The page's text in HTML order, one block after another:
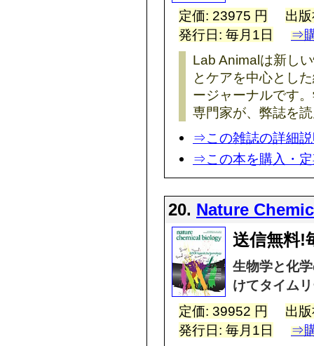
定価: 23975 円
出
発行日: 毎月1日
⇒
Lab Animalは新し
とケアを中心とし
ージャーナルです
専門家が、弊誌を
⇒この雑誌の詳細
⇒この本を購入・
20. Nature
送信無料!
生物学と化
けてタイム
定価: 39952 円
出
発行日: 毎月1日
⇒